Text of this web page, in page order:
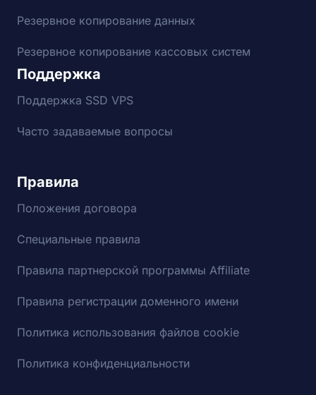
Резервное копирование данных
Резервное копирование кассовых систем
Поддержка
Поддержка SSD VPS
Часто задаваемые вопросы
Правила
Положения договора
Специальные правила
Правила партнерской программы Affiliate
Правила регистрации доменного имени
Политика использования файлов cookie
Политика конфиденциальности